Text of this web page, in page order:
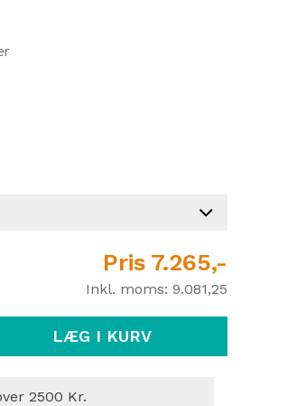
Pris 7.265,-
Inkl. moms: 9.081,25
LÆG I KURV
2500 Kr.